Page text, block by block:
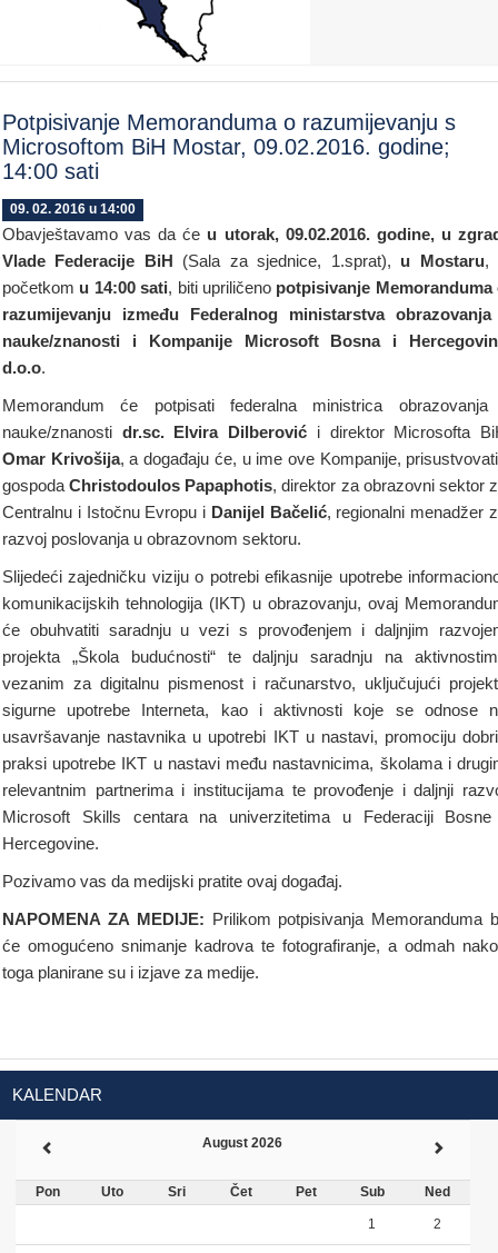
Potpisivanje Memoranduma o razumijevanju s
Microsoftom BiH Mostar, 09.02.2016. godine;
14:00 sati
09. 02. 2016 u 14:00
Obavještavamo vas da će u utorak, 09.02.2016. godine, u
Vlade Federacije BiH (Sala za sjednice, 1.sprat), u Mostaru,
početkom u 14:00 sati, biti upriličeno potpisivanje Memoranduma
razumijevanju između Federalnog ministarstva
nauke/znanosti i Kompanije Microsoft Bosna i
d.o.o.
Memorandum će potpisati federalna ministrica
nauke/znanosti dr.sc. Elvira Dilberović i direktor Microsofta
Omar Krivošija, a događaju će, u ime ove Kompanije,
gospodaChristodoulos Papaphotis, direktor za obrazovni sektor
Centralnu i Istočnu Evropu i Danijel Bačelić, regionalni menadžer
razvoj poslovanja u obrazovnom sektoru.
Slijedeći zajedničku viziju o potrebi efikasnije upotrebe
komunikacijskih tehnologija (IKT) u obrazovanju, ovaj
će obuhvatiti saradnju u vezi s provođenjem i daljnjim
projekta „Škola budućnosti“ te daljnju saradnju na
vezanim za digitalnu pismenost i računarstvo, uključujući
sigurne upotrebe Interneta, kao i aktivnosti koje se odnose
usavršavanje nastavnika u upotrebi IKT u nastavi, promociju
praksi upotrebe IKT u nastavi među nastavnicima, školama i
relevantnim partnerima i institucijama te provođenje i daljnji
Microsoft Skills centara na univerzitetima u Federaciji
Hercegovine.
Pozivamo vas da medijski pratite ovaj događaj.
NAPOMENA ZA MEDIJE: Prilikom potpisivanja Memoranduma
će omogućeno snimanje kadrova te fotografiranje, a odmah
toga planirane su i izjave za medije.
KALENDAR
August 2026
Pon Uto Sri Čet Pet Sub Ned
1 2